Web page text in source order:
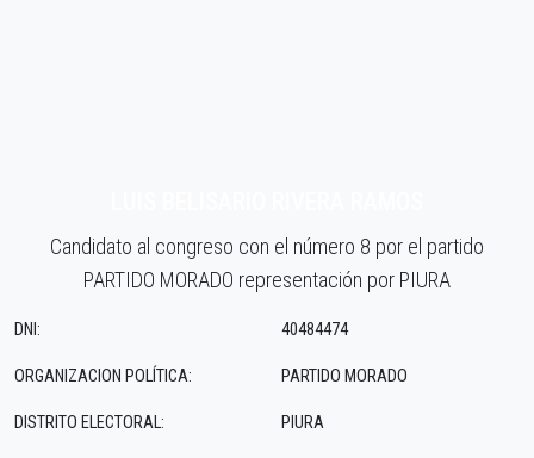
Candidato al congreso con el número 8 por el partido
PARTIDO MORADO representación por PIURA
DNI:
ORGANIZACION POLÍTICA:
DISTRITO ELECTORAL:
40484474
PARTIDO MORADO
PIURA